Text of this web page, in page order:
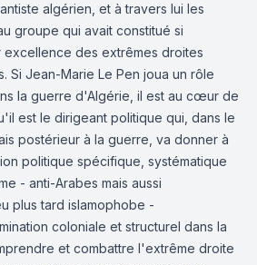
algérien, et à travers lui les
groupe qui avait constitué si
excellence des extrêmes droites
Si Jean-Marie Le Pen joua un rôle
la guerre d'Algérie, il est au cœur de
est le dirigeant politique qui, dans le
postérieur à la guerre, va donner à
politique spécifique, systématique
- anti-Arabes mais aussi
plus tard islamophobe -
coloniale et structurel dans la
et combattre l'extrême droite